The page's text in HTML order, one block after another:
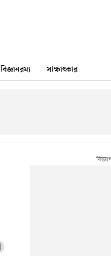
বিজ্ঞানরম্য সাক্ষাৎকার